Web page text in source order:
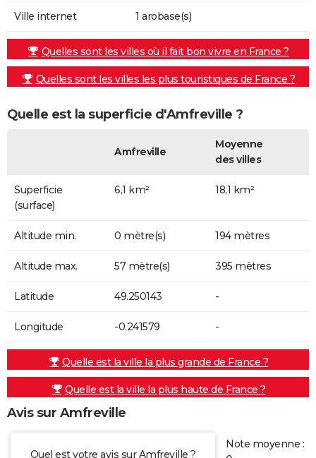
Ville internet 1 arobase(s)
Quelles sont les villes où il fait bon vivre en France ?
Quelles sont les villes les plus touristiques de France ?
Quelle est la superficie d'Amfreville ?
Amfreville
Moyenne
des villes
Superficie
(surface)
6,1 km² 18,1 km²
Altitude min. 0 mètre(s) 194 mètres
Altitude max. 57 mètre(s) 395 mètres
Latitude 49.250143 -
Longitude -0.241579 -
Quelle est la ville la plus grande de France ?
Quelle est la ville la plus haute de France ?
Avis sur Amfreville
Quel est votre avis sur Amfreville ?
Note moyenne :